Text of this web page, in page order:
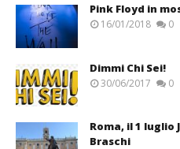
Pink Floyd in
16/01/2018 0
Dimmi Chi Sei!
30/06/2017 0
Roma, il 1
Braschi